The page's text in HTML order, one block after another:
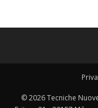
© 2026 Tecniche